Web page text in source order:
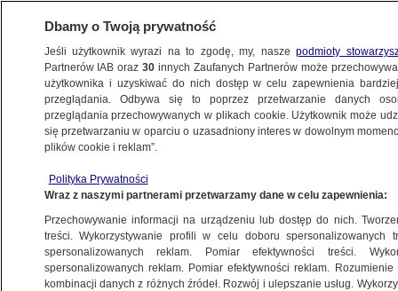
Dbamy o Twoją prywatność
Jeśli użytkownik wyrazi na to zgodę, my, naszepodmioty
Partnerów IAB oraz30 innych Zaufanych Partnerów może
użytkownika i uzyskiwać do nich dostęp w celu zapewnienia
przeglądania. Odbywa się to poprzez przetwarzanie danych
przeglądania przechowywanych w plikach cookie. Użytkownik może
się przetwarzaniu w oparciu o uzasadniony interes w dowolnym
plików cookie i reklam”.
Polityka Prywatności
Wraz z naszymi partnerami przetwarzamy dane w celu zapewnienia:
Przechowywanie informacji na urządzeniu lub dostęp do nich.
treści. Wykorzystywanie profili w celu doboru spersonalizowanych
spersonalizowanych reklam. Pomiar efektywności treści.
spersonalizowanych reklam. Pomiar efektywności reklam.
kombinacji danych z różnych źródeł. Rozwój i ulepszanie usług.